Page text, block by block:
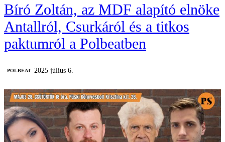
Bíró Zoltán, az MDF alapító elnöke
Antallról, Csurkáról és a titkos
paktumról a Polbeatben
‎POLBEAT 2025 július 6.